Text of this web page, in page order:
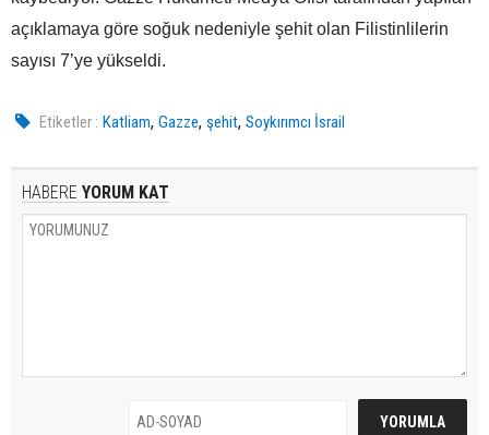
açıklamaya göre soğuk nedeniyle şehit olan Filistinlilerin
sayısı 7’ye yükseldi.
Etiketler : Katliam,Gazze,şehit,Soykırımcı İsrail
HABERE YORUM KAT